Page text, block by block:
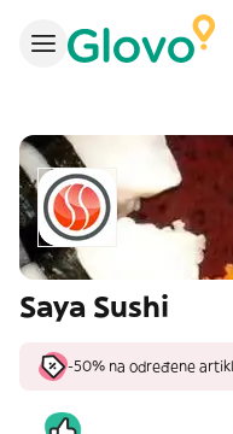
Saya Sushi
-50% na određene